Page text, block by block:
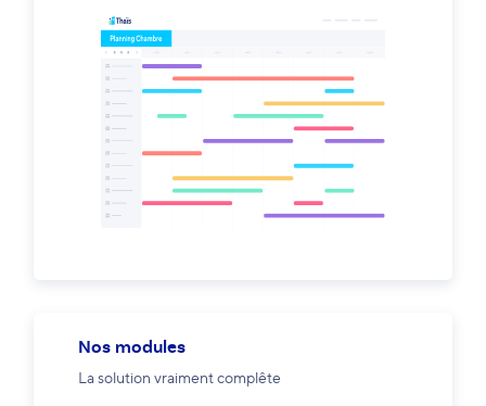
Nos modules
La solution vraiment complête